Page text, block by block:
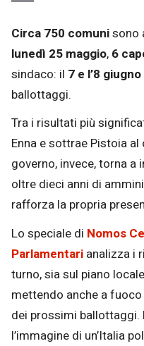
Circa 750 comunisono
lunedì 25 maggio, 6
sindaco: il 7 e l’8 giugno
ballottaggi.
Tra i risultati più
Enna e sottrae Pistoia
governo, invece, torna a
oltre dieci anni di
rafforza la propria
Lo speciale di Nomos
Parlamentari analizza i
turno, sia sul piano
mettendo anche a
dei prossimi
l’immagine di un’Italia